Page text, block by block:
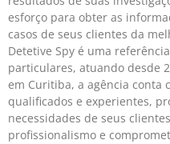
esforço para obter as
casos de seus clientes da
Detetive Spy é uma
particulares, atuando desde
em Curitiba, a agência conta
qualificados e experientes,
necessidades de seus
profissionalismo e